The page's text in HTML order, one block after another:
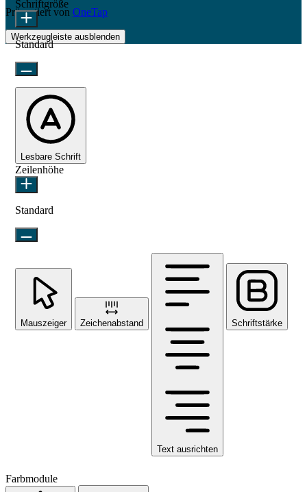
Präsentiert von OneTap
Werkzeugleiste ausblenden
Schriftgröße
Standard
Lesbare Schrift
Zeilenhöhe
Standard
Mauszeiger Zeichenabstand
Text ausrichten
Schriftstärke
Farbmodule